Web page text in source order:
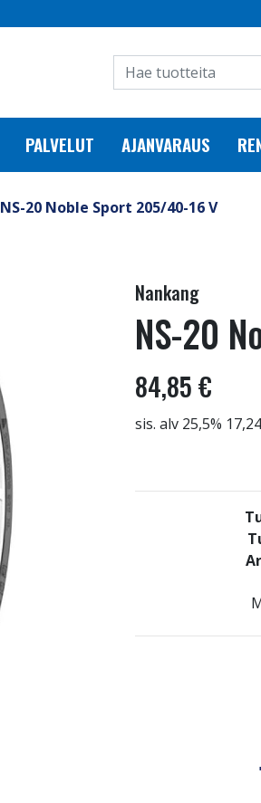
PALVELUT AJANVARAUS
NS-20 Noble Sport 205/40-16 V
Nankang
NS-20
84,85 €
sis. alv 25,5%